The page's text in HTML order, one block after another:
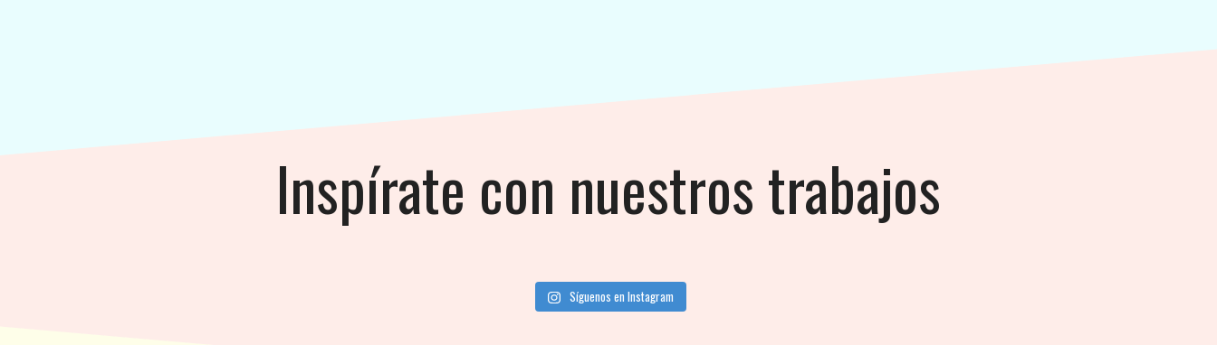
Inspírate con nuestros trabajos
Síguenos en Instagram